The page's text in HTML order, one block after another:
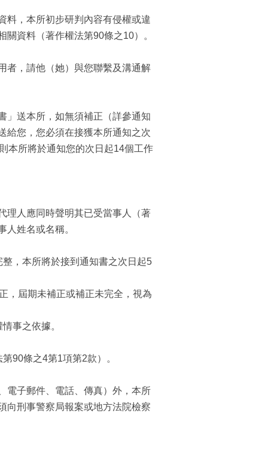
料，本所初步研判內容有侵權或違
資料（著作權法第90條之10）。
者，請他（她）與您聯繫及溝通解
」送本所，如無須補正（詳參通知
給您，您必須在接獲本所通知之次
本所將於通知您的次日起14個工作
理人應同時聲明其已受當事人（著
姓名或名稱。
，本所將於接到通知書之次日起5
，屆期未補正或補正未完全，視為
事之依據。
90條之4第1項第2款）。
電子郵件、電話、傳真）外，本所
向刑事警察局報案或地方法院檢察